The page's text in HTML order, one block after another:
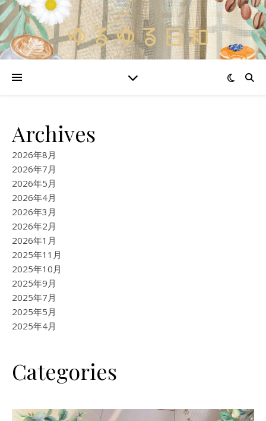
Archives
2026年8月
2026年7月
2026年5月
2026年4月
2026年3月
2026年2月
2026年1月
2025年11月
2025年10月
2025年9月
2025年7月
2025年5月
2025年4月
Categories